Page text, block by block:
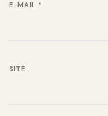
E-MAIL *
SITE